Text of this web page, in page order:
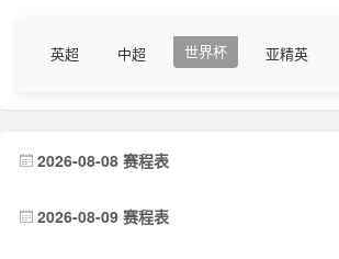
英超 中超 世界杯 亚精英
2026-08-08 赛程表
2026-08-09 赛程表